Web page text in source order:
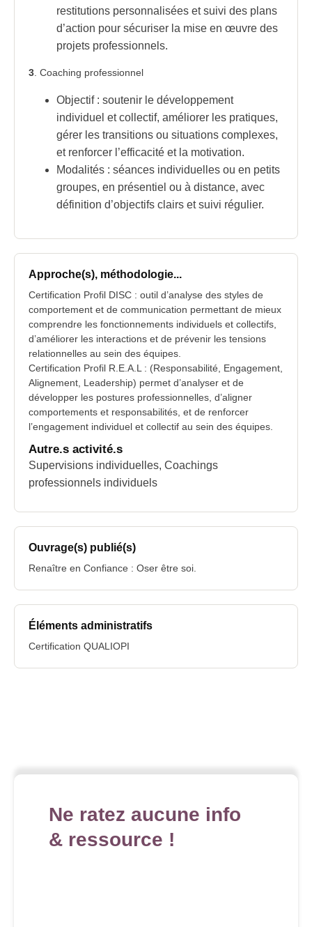
restitutions personnalisées et suivi des plans
d’action pour sécuriser la mise en œuvre des
projets professionnels.
3 . Coaching professionnel
Objectif : soutenir le développement
individuel et collectif, améliorer les pratiques,
gérer les transitions ou situations complexes,
et renforcer l’efficacité et la motivation.
Modalités : séances individuelles ou en petits
groupes, en présentiel ou à distance, avec
définition d’objectifs clairs et suivi régulier.
Approche(s), méthodologie...
Certification Profil DISC : outil d’analyse des styles de
comportement et de communication permettant de mieux
comprendre les fonctionnements individuels et collectifs,
d’améliorer les interactions et de prévenir les tensions
relationnelles au sein des équipes.
Certification Profil R.E.A.L : (Responsabilité, Engagement,
Alignement, Leadership) permet d’analyser et de
développer les postures professionnelles, d’aligner
comportements et responsabilités, et de renforcer
l’engagement individuel et collectif au sein des équipes.
Autre.s activité.s
Supervisions individuelles, Coachings
professionnels individuels
Ouvrage(s) publié(s)
Renaître en Confiance : Oser être soi.
Éléments administratifs
Certification QUALIOPI
Ne ratez aucune info
& ressource !